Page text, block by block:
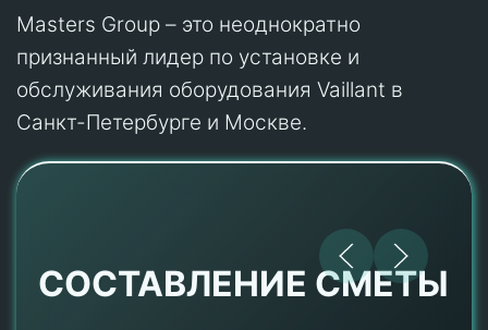
Masters Group – это неоднократно
признанный лидер по установке и
обслуживания оборудования Vaillant в
Санкт-Петербурге и Москве.
СОСТАВЛЕНИЕ СМЕТЫ